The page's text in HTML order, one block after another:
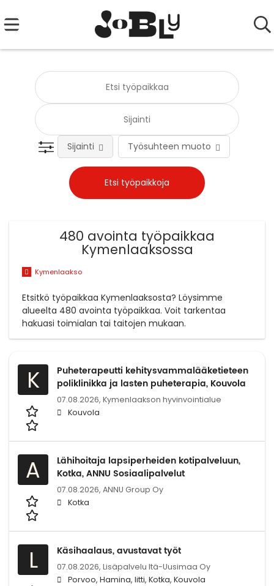
Työsuhteen muoto
Sijainti
480 avointa työpaikkaa
Kymenlaaksossa
Kymenlaakso
Etsitkö työpaikkaa Kymenlaaksosta? Löysimme
alueelta 480 avointa työpaikkaa. Voit tarkentaa
hakuasi toimialan tai taitojen mukaan.
K
Puheterapeutti kehitysvammalääketieteen
poliklinikka ja lasten puheterapia, Kouvola
07.08.2026, Kymenlaakson hyvinvointialue
Kouvola
A
Lähihoitaja lapsiperheiden kotipalveluun,
Kotka, ANNU Sosiaalipalvelut
07.08.2026, ANNU Group Oy
Kotka
L Käsihaalaus, avustavat työt
07.08.2026, Lisäpalvelu Itä-Uusimaa Oy
Porvoo, Hamina, Iitti, Kotka, Kouvola